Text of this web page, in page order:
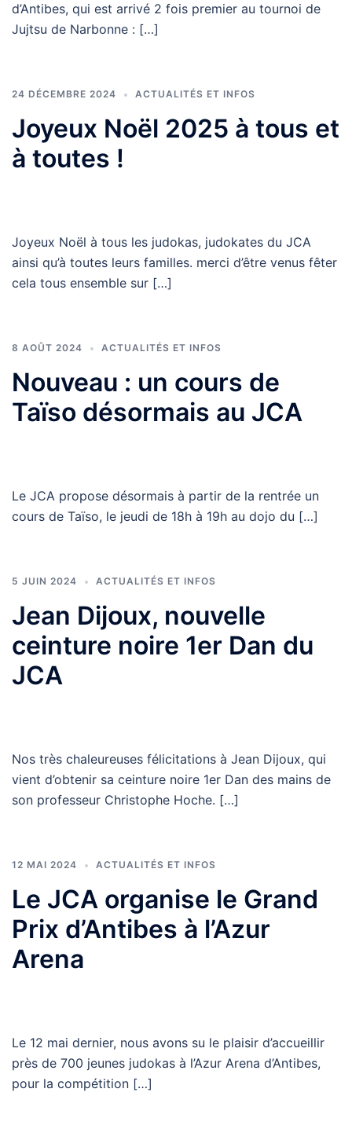
d’Antibes, qui est arrivé 2 fois premier au tournoi de
Jujtsu de Narbonne : […]
24 DÉCEMBRE 2024 ACTUALITÉS ET INFOS
Joyeux Noël 2025 à tous et
à toutes !
Joyeux Noël à tous les judokas, judokates du JCA
ainsi qu’à toutes leurs familles. merci d’être venus fêter
cela tous ensemble sur […]
8 AOÛT 2024 ACTUALITÉS ET INFOS
Nouveau : un cours de
Taïso désormais au JCA
Le JCA propose désormais à partir de la rentrée un
cours de Taïso, le jeudi de 18h à 19h au dojo du […]
5 JUIN 2024 ACTUALITÉS ET INFOS
Jean Dijoux, nouvelle
ceinture noire 1er Dan du
JCA
Nos très chaleureuses félicitations à Jean Dijoux, qui
vient d’obtenir sa ceinture noire 1er Dan des mains de
son professeur Christophe Hoche. […]
12 MAI 2024 ACTUALITÉS ET INFOS
Le JCA organise le Grand
Prix d’Antibes à l’Azur
Arena
Le 12 mai dernier, nous avons su le plaisir d’accueillir
près de 700 jeunes judokas à l’Azur Arena d’Antibes,
pour la compétition […]